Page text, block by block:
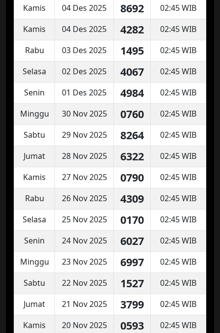
Kamis
04 Des 2025 8692
02:45 WIB
Kamis
04 Des 2025 4282
02:45 WIB
Rabu
03 Des 2025 1495
02:45 WIB
Selasa
02 Des 2025 4067
02:45 WIB
Senin
01 Des 2025 4984
02:45 WIB
Minggu
30 Nov 2025 0760
02:45 WIB
Sabtu
29 Nov 2025 8264
02:45 WIB
Jumat
28 Nov 2025 6322
02:45 WIB
Kamis
27 Nov 2025 0790
02:45 WIB
Rabu
26 Nov 2025 4309
02:45 WIB
Selasa
25 Nov 2025 0170
02:45 WIB
Senin
24 Nov 2025 6027
02:45 WIB
Minggu
23 Nov 2025 6997
02:45 WIB
Sabtu
22 Nov 2025 1527
02:45 WIB
Jumat
21 Nov 2025 3799
02:45 WIB
Kamis
20 Nov 2025 0593
02:45 WIB